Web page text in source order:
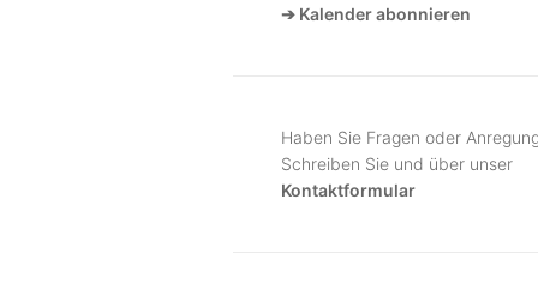
➔ Kalender abonnieren
Haben Sie Fragen oder
Schreiben Sie und über unser
Kontaktformular